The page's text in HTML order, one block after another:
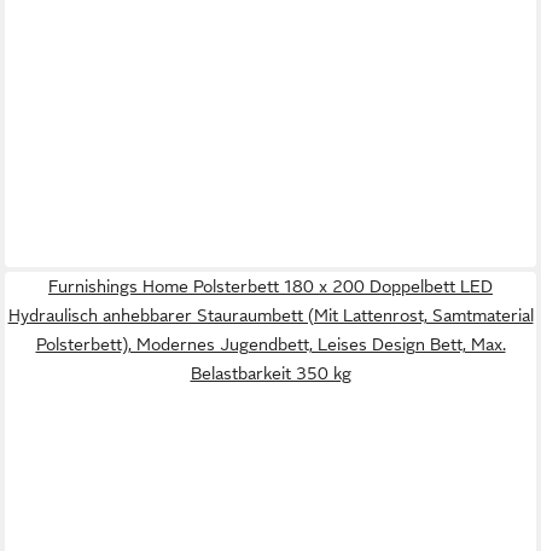
Furnishings Home Polsterbett 180 x 200 Doppelbett LED
Hydraulisch anhebbarer Stauraumbett (Mit Lattenrost, Samtmaterial
Polsterbett), Modernes Jugendbett, Leises Design Bett, Max.
Belastbarkeit 350 kg